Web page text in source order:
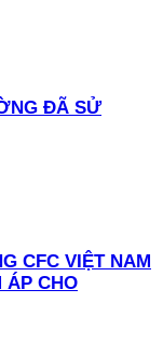
ĐÃ SỬ
CFC VIỆT NAM
ÁP CHO